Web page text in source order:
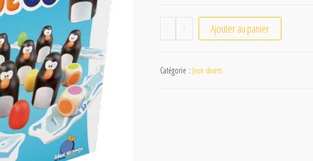
Ajouter au panier
Catégorie : Jeux divers